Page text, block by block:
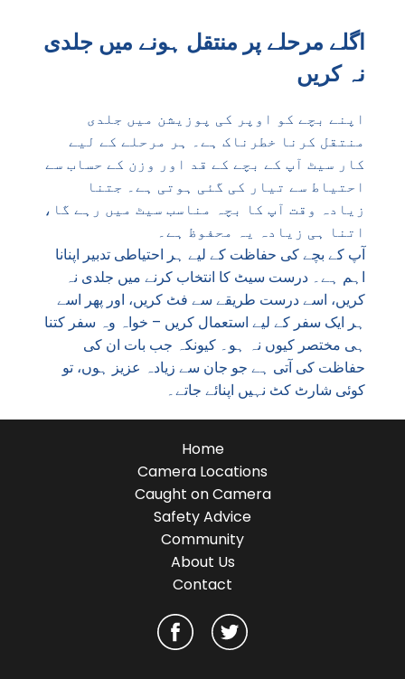
اگلے مرحلے پر منتقل ہونے میں جلدی
نہ کریں
اپنے بچے کو اوپر کی پوزیشن میں جلدی
منتقل کرنا خطرناک ہے۔ ہر مرحلے کے لیے
کار سیٹ آپ کے بچے کے قد اور وزن کے حساب سے
احتیاط سے تیار کی گئی ہوتی ہے۔ جتنا
زیادہ وقت آپ کا بچہ مناسب سیٹ میں رہے گا،
اتنا ہی زیادہ یہ محفوظ ہے۔
آپ کے بچے کی حفاظت کے لیے ہر احتیاطی تدبیر اپنانا
اہم ہے۔ درست سیٹ کا انتخاب کرنے میں جلدی نہ
کریں، اسے درست طریقے سے فٹ کریں، اور پھر اسے
ہر ایک سفر کے لیے استعمال کریں – خواہ وہ سفر کتنا
ہی مختصر کیوں نہ ہو۔ کیونکہ جب بات ان کی
حفاظت کی آتی ہے جو جان سے زیادہ عزیز ہوں، تو
کوئی شارٹ کٹ نہیں اپنائے جاتے۔
Home
Camera Locations
Caught on Camera
Safety Advice
Community
About Us
Contact